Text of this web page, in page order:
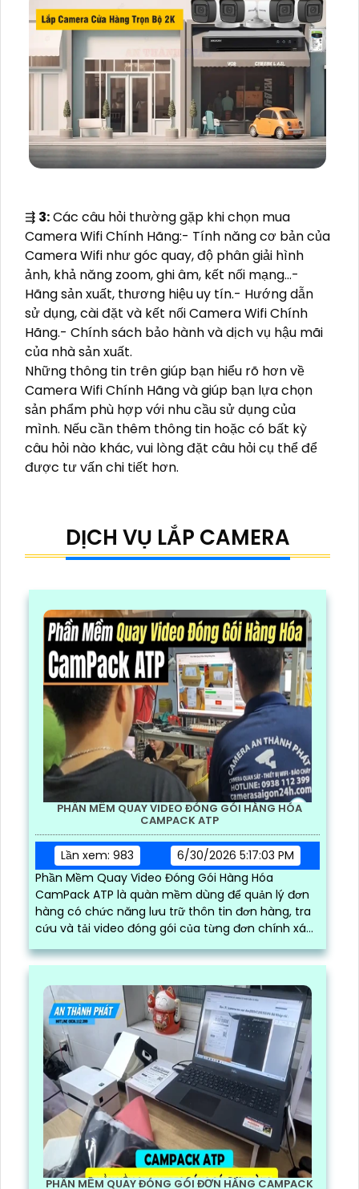
⇶ 3:Các câu hỏi thường gặp khi chọn mua
Camera Wifi Chính Hãng:- Tính năng cơ bản của
Camera Wifi như góc quay, độ phân giải hình
ảnh, khả năng zoom, ghi âm, kết nối mạng…-
Hãng sản xuất, thương hiệu uy tín.- Hướng dẫn
sử dụng, cài đặt và kết nối Camera Wifi Chính
Hãng.- Chính sách bảo hành và dịch vụ hậu mãi
của nhà sản xuất.
Những thông tin trên giúp bạn hiểu rõ hơn về
Camera Wifi Chính Hãng và giúp bạn lựa chọn
sản phẩm phù hợp với nhu cầu sử dụng của
mình. Nếu cần thêm thông tin hoặc có bất kỳ
câu hỏi nào khác, vui lòng đặt câu hỏi cụ thể để
được tư vấn chi tiết hơn.
DỊCH VỤ LẮP CAMERA
PHẦN MỀM QUAY VIDEO ĐÓNG GÓI HÀNG HÓA
CAMPACK ATP
Lần xem: 983
6/30/2026 5:17:03 PM
Phần Mềm Quay Video Đóng Gói Hàng Hóa
CamPack ATP là quàn mềm dùng để quản lý đơn
hàng có chức năng lưu trữ thôn tin đơn hàng, tra
cứu và tải video đóng gói của từng đơn chính xác
và nhanh chóng
PHẦN MỀM QUAY ĐÓNG GÓI ĐƠN HÀNG CAMPACK